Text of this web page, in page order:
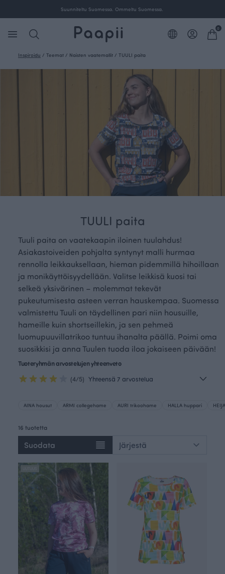
Suunniteltu Suomessa. Ommeltu Suomessa.
0
Inspiroidu / Teemat / Naisten vaatemallit / TUULI paita
TUULI paita
Tuuli paita on vaatekaapin iloinen tuulahdus!
Asiakastoiveiden pohjalta syntynyt malli hurmaa
rennolla leikkauksellaan, hieman pidemmillä hihoillaan
ja monikäyttöisyydellään. Valitse leikkisä kuosi tai
selkeä yksivärinen – molemmat tekevät
pukeutumisesta asteen verran hauskempaa. Suomessa
valmistettu Tuuli on täydellinen pari niin housuille,
hameille kuin shortseillekin, ja sen pehmeä
luomupuuvillatrikoo tuntuu ihanalta päällä. Poimi oma
suosikkisi ja anna Tuulen tuoda iloa jokaiseen päivään!
Tuoteryhmän arvostelujen yhteenveto
(4/5) Yhteensä 7 arvostelua
AINA housut ARMI collegehame AURI trikoohame HALLA huppari
16 tuotetta
Suodata